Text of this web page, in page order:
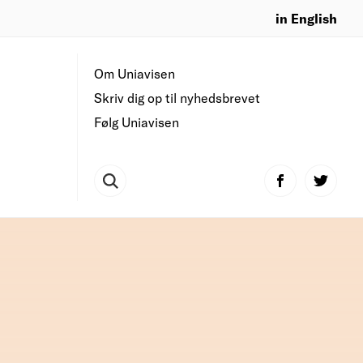
in English
Om Uniavisen
Skriv dig op til nyhedsbrevet
Følg Uniavisen